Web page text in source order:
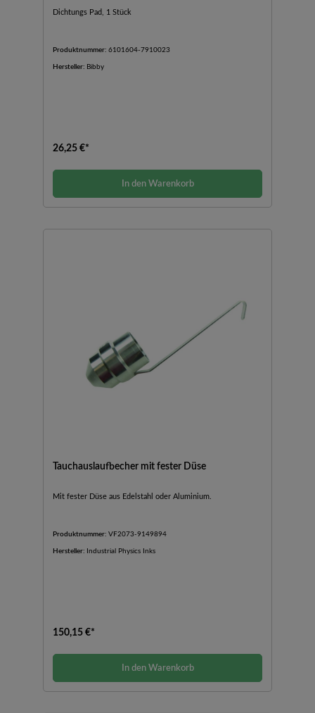
Dichtungs Pad, 1 Stück
Produktnummer: 6101604-7910023
Hersteller: Bibby
26,25 €*
In den Warenkorb
Tauchauslaufbecher mit fester Düse
Mit fester Düse aus Edelstahl oder Aluminium.
Produktnummer: VF2073-9149894
Hersteller: Industrial Physics Inks
150,15 €*
In den Warenkorb